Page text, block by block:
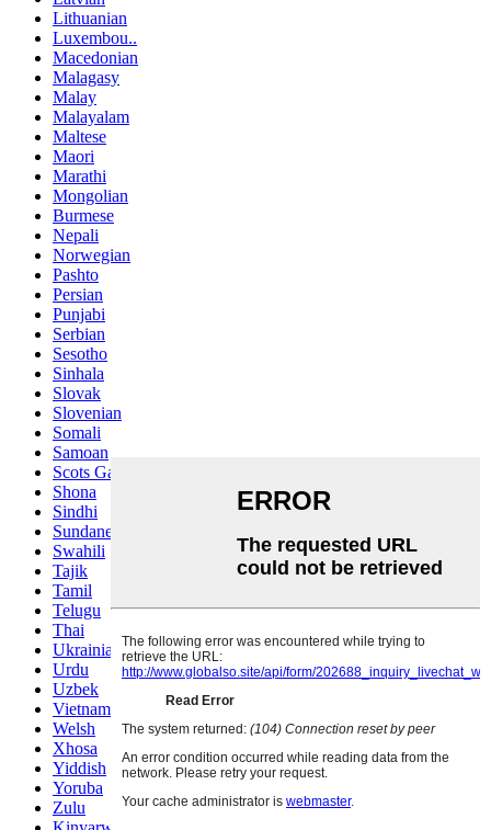
Lithuanian
Luxembou..
Macedonian
Malagasy
Malay
Malayalam
Maltese
Maori
Marathi
Mongolian
Burmese
Nepali
Norwegian
Pashto
Persian
Punjabi
Serbian
Sesotho
Sinhala
Slovak
Slovenian
Somali
Samoan
Scots Gaelic
Shona
Sindhi
Sundanese
Swahili
Tajik
Tamil
Telugu
Thai
Ukrainian
Urdu
Uzbek
Vietnamese
Welsh
Xhosa
Yiddish
Yoruba
Zulu